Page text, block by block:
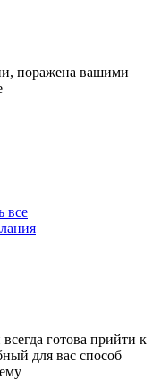
поражена вашими
все
готова прийти к
для вас способ